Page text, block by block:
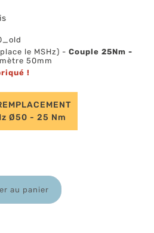
le MSHz) - Couple 25Nm -
50mm
!
Ø50 - 25 Nm
au panier